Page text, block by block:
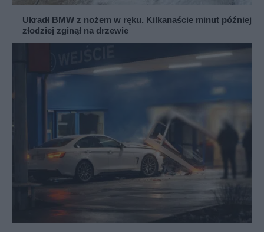
Ukradł BMW z nożem w ręku. Kilkanaście minut później
złodziej zginął na drzewie